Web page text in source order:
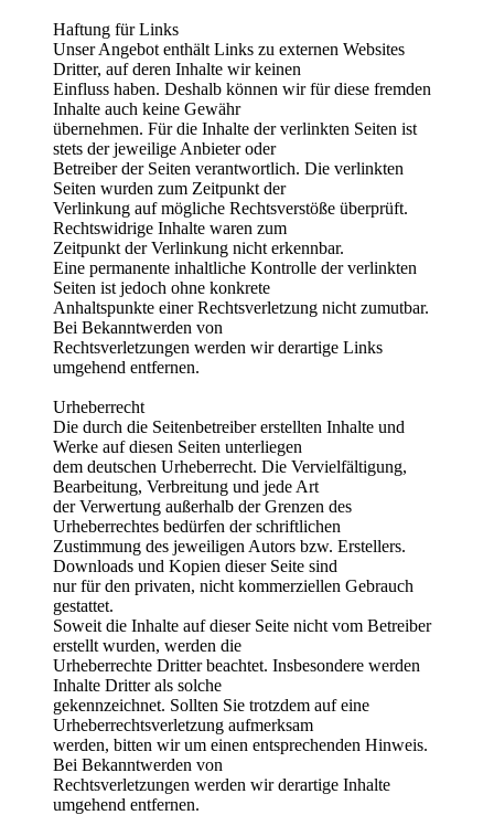
Haftung für Links
Unser Angebot enthält Links zu externen Websites
Dritter, auf deren Inhalte wir keinen
Einfluss haben. Deshalb können wir für diese fremden
Inhalte auch keine Gewähr
übernehmen. Für die Inhalte der verlinkten Seiten ist
stets der jeweilige Anbieter oder
Betreiber der Seiten verantwortlich. Die verlinkten
Seiten wurden zum Zeitpunkt der
Verlinkung auf mögliche Rechtsverstöße überprüft.
Rechtswidrige Inhalte waren zum
Zeitpunkt der Verlinkung nicht erkennbar.
Eine permanente inhaltliche Kontrolle der verlinkten
Seiten ist jedoch ohne konkrete
Anhaltspunkte einer Rechtsverletzung nicht zumutbar.
Bei Bekanntwerden von
Rechtsverletzungen werden wir derartige Links
umgehend entfernen.
Urheberrecht
Die durch die Seitenbetreiber erstellten Inhalte und
Werke auf diesen Seiten unterliegen
dem deutschen Urheberrecht. Die Vervielfältigung,
Bearbeitung, Verbreitung und jede Art
der Verwertung außerhalb der Grenzen des
Urheberrechtes bedürfen der schriftlichen
Zustimmung des jeweiligen Autors bzw. Erstellers.
Downloads und Kopien dieser Seite sind
nur für den privaten, nicht kommerziellen Gebrauch
gestattet.
Soweit die Inhalte auf dieser Seite nicht vom Betreiber
erstellt wurden, werden die
Urheberrechte Dritter beachtet. Insbesondere werden
Inhalte Dritter als solche
gekennzeichnet. Sollten Sie trotzdem auf eine
Urheberrechtsverletzung aufmerksam
werden, bitten wir um einen entsprechenden Hinweis.
Bei Bekanntwerden von
Rechtsverletzungen werden wir derartige Inhalte
umgehend entfernen.